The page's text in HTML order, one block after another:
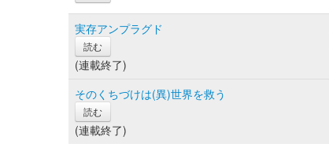
実存アンプラグド
読む
(連載終了)
そのくちづけは(異)世界を救う
読む
(連載終了)